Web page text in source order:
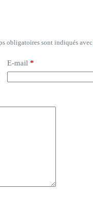
obligatoires sont indiqués avec
E-mail *